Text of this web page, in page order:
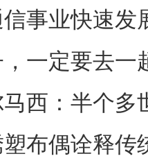
事启幕 架起兵地
事业快速发
，一定要去一
西：半个多
布偶诠释传